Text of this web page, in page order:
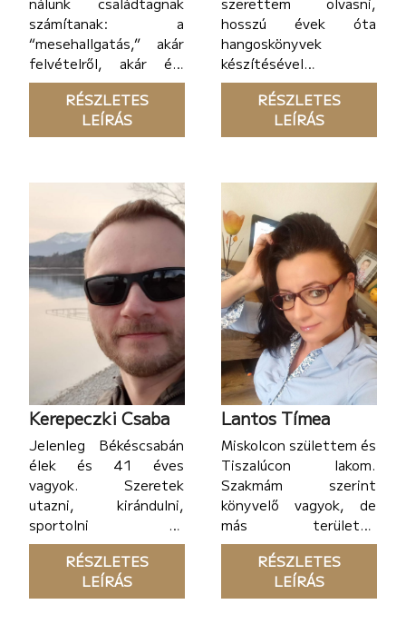
számítanak: a
“mesehallgatás,” akár
felvételről, akár élő
felolvasással közös
programunk.
RÉSZLETES
LEÍRÁS
hosszú évek óta
hangoskönyvek
készítésével is
foglalkozom.
RÉSZLETES
LEÍRÁS
Kerepeczki Csaba
Jelenleg Békéscsabán
élek és 41 éves
vagyok. Szeretek
utazni, kirándulni,
sportolni és
szórakozni, valamint
nagyokat nevetni
barátaimmal és
filozofálgatni az élet
RÉSZLETES
LEÍRÁS
Lantos Tímea
Miskolcon születtem és
Tiszalúcon lakom.
Szakmám szerint
könyvelő vagyok, de
más területen
dolgozom. Az irodalom
szeretete már
kisiskolás koromban
kialakult bennem, és
RÉSZLETES
LEÍRÁS